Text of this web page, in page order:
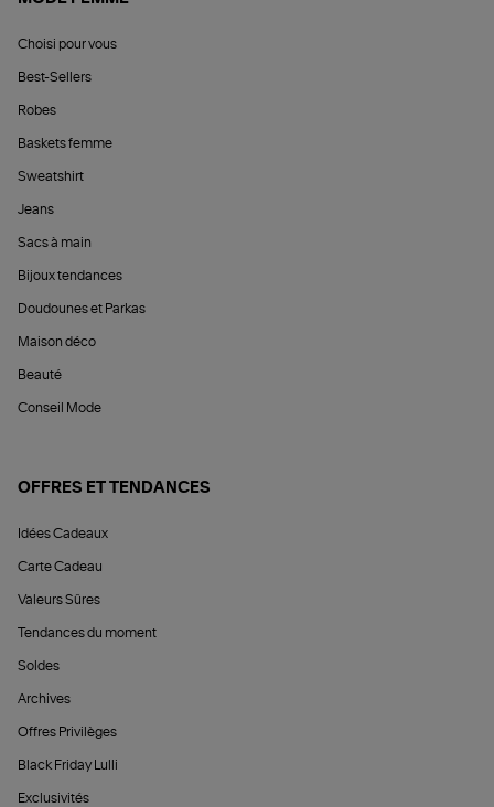
Choisi pour vous
Best-Sellers
Robes
Baskets femme
Sweatshirt
Jeans
Sacs à main
Bijoux tendances
Doudounes et Parkas
Maison déco
Beauté
Conseil Mode
OFFRES ET TENDANCES
Idées Cadeaux
Carte Cadeau
Valeurs Sûres
Tendances du moment
Soldes
Archives
Offres Privilèges
Black Friday Lulli
Exclusivités